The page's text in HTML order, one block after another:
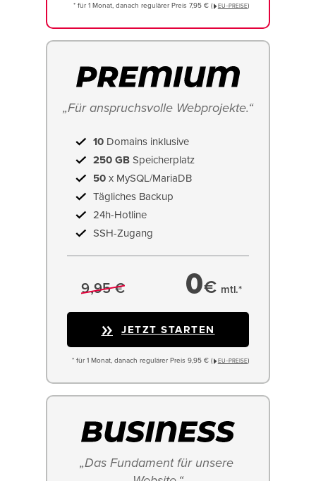
* für 1 Monat, danach regulärer Preis 7,95 € ( EU−PREISE)
„Für anspruchsvolle Webprojekte.“
10 Domains inklusive
250 GB Speicherplatz
50 x MySQL/MariaDB
Tägliches Backup
24h-Hotline
SSH-Zugang
9,95 € 0€ mtl.*
JETZT STARTEN
* für 1 Monat, danach regulärer Preis 9,95 € ( EU−PREISE)
„Das Fundament für unsere